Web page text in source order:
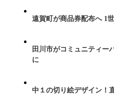
遠賀町が商品券配布へ 1
田川市がコミュニティ
に
中１の切り絵デザイン！